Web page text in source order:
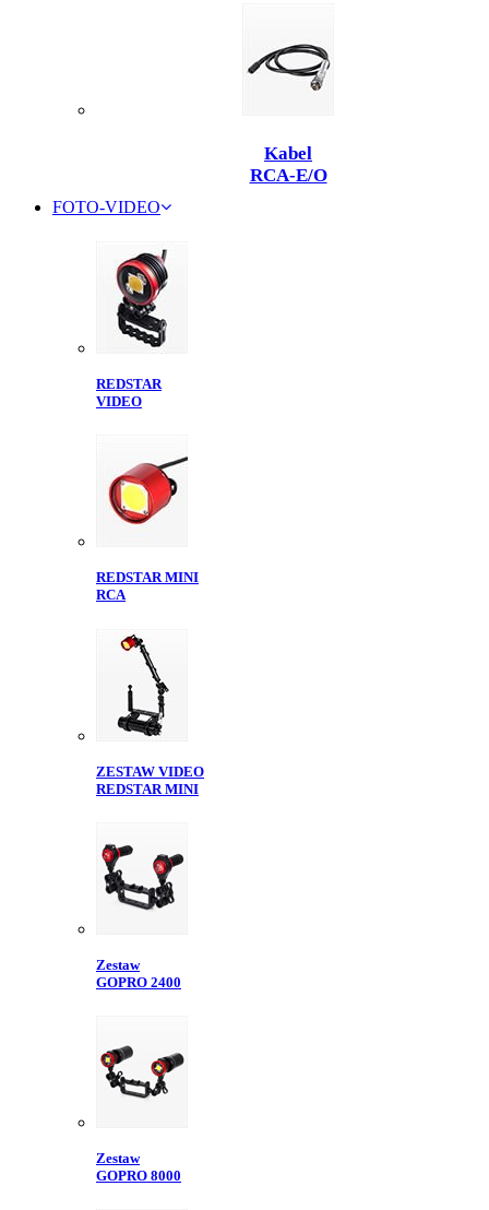
Kabel
RCA-E/O
FOTO-VIDEO
REDSTAR
VIDEO
REDSTAR MINI
RCA
ZESTAW VIDEO
REDSTAR MINI
Zestaw
GOPRO 2400
Zestaw
GOPRO 8000